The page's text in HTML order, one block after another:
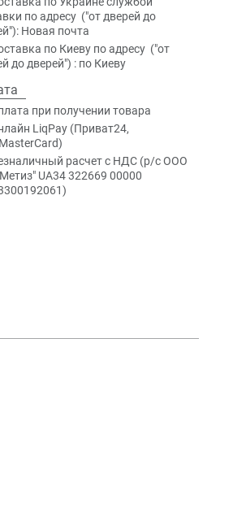
по адресу ("от дверей до
Новая почта
по Киеву по адресу ("от
до дверей") : по Киеву
при получении товара
LiqPay (Приват24,
расчет с НДС (р/c ООО
UA34 322669 00000